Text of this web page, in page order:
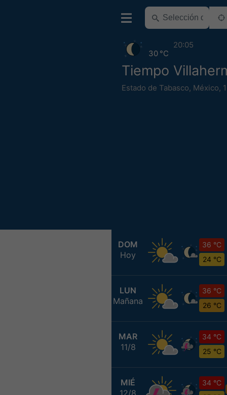
Tiempo
Estado de Tabasco, México,
30 °C
20:05
DOM
Hoy
36 °C
24 °C
LUN
Mañana
36 °C
26 °C
MAR
11/8
34 °C
25 °C
MIÉ
12/8
34 °C